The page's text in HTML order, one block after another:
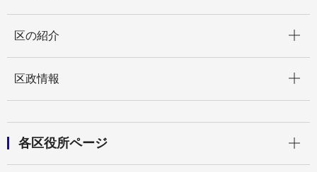
区の紹介
区政情報
各区役所ページ